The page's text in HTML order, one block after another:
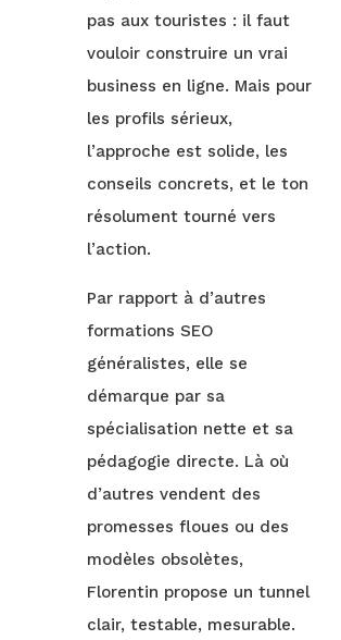
pas aux touristes : il faut
vouloir construire un vrai
business en ligne. Mais pour
les profils sérieux,
l’approche est solide, les
conseils concrets, et le ton
résolument tourné vers
l’action.
Par rapport à d’autres
formations SEO
généralistes, elle se
démarque par sa
spécialisation nette et sa
pédagogie directe. Là où
d’autres vendent des
promesses floues ou des
modèles obsolètes,
Florentin propose un tunnel
clair, testable, mesurable.